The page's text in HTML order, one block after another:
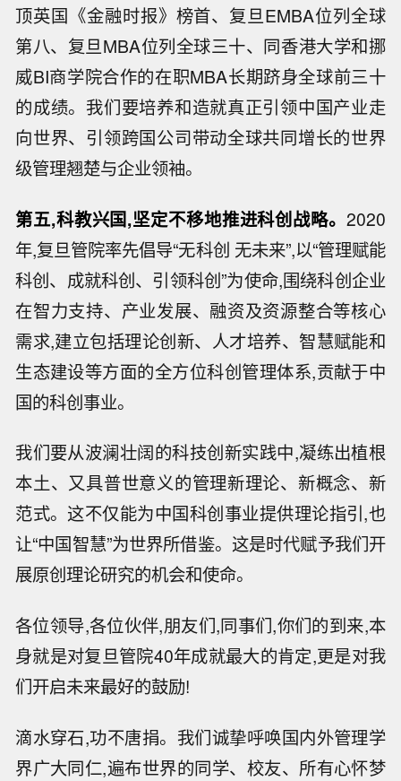
顶英国《金融时报》榜首、复旦EMBA位列全球
第八、复旦MBA位列全球三十、同香港大学和挪
威BI商学院合作的在职MBA长期跻身全球前三十
的成绩。我们要培养和造就真正引领中国产业走
向世界、引领跨国公司带动全球共同增长的世界
级管理翘楚与企业领袖。
第五,科教兴国,坚定不移地推进科创战略。 2020
年,复旦管院率先倡导“无科创 无未来”,以“管理赋能
科创、成就科创、引领科创”为使命,围绕科创企业
在智力支持、产业发展、融资及资源整合等核心
需求,建立包括理论创新、人才培养、智慧赋能和
生态建设等方面的全方位科创管理体系,贡献于中
国的科创事业。
我们要从波澜壮阔的科技创新实践中,凝练出植根
本土、又具普世意义的管理新理论、新概念、新
范式。这不仅能为中国科创事业提供理论指引,也
让“中国智慧”为世界所借鉴。这是时代赋予我们开
展原创理论研究的机会和使命。
各位领导,各位伙伴,朋友们,同事们,你们的到来,本
身就是对复旦管院40年成就最大的肯定,更是对我
们开启未来最好的鼓励!
滴水穿石,功不唐捐。我们诚挚呼唤国内外管理学
界广大同仁,遍布世界的同学、校友、所有心怀梦